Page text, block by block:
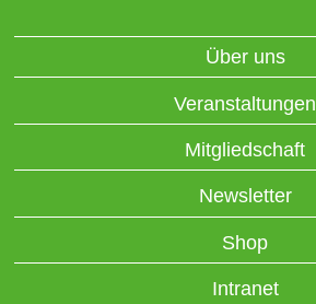
Über uns
Veranstaltungen
Mitgliedschaft
Newsletter
Shop
Intranet